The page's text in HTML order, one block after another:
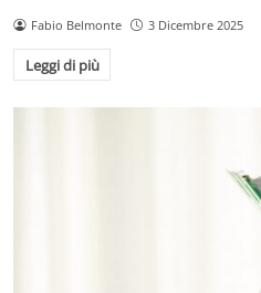
Fabio Belmonte 3 Dicembre 2025
Leggi di più